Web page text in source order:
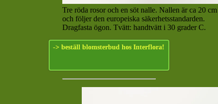
Tre röda rosor och en söt nalle. Nallen är ca 20
och följer den europeiska säkerhetsstandarden.
Dragfasta ögon. Tvätt: handtvätt i 30 grader C.
-> beställ blomsterbud hos Interflora!